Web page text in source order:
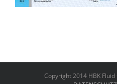
Copyright 2014 HBK